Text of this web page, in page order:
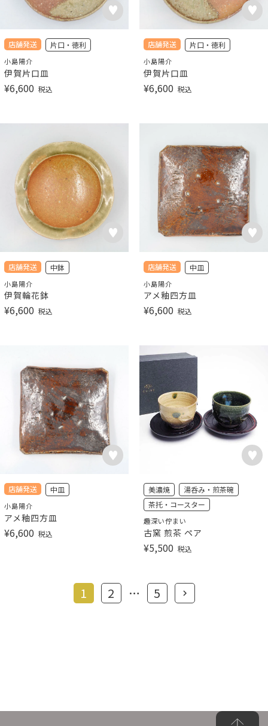
店舗発送 片口・徳利
小島陽介
伊賀片口皿
¥6,600 税込
店舗発送 片口・徳利
小島陽介
伊賀片口皿
¥6,600 税込
店舗発送 中鉢
小島陽介
伊賀輪花鉢
¥6,600 税込
店舗発送 中皿
小島陽介
アメ釉四方皿
¥6,600 税込
店舗発送 中皿
小島陽介
アメ釉四方皿
¥6,600 税込
美濃焼
湯呑み・煎茶碗
茶托・コースター
趣深い佇まい
古窯 煎茶 ペア
¥5,500 税込
1 2 … 5